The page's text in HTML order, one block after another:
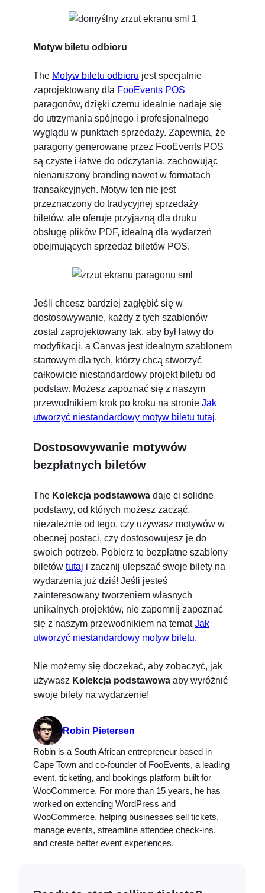
Motyw biletu odbioru
The Motyw biletu odbioru jest specjalnie
zaprojektowany dla FooEvents POS
paragonów, dzięki czemu idealnie nadaje się
do utrzymania spójnego i profesjonalnego
wyglądu w punktach sprzedaży. Zapewnia, że
paragony generowane przez FooEvents POS
są czyste i łatwe do odczytania, zachowując
nienaruszony branding nawet w formatach
transakcyjnych. Motyw ten nie jest
przeznaczony do tradycyjnej sprzedaży
biletów, ale oferuje przyjazną dla druku
obsługę plików PDF, idealną dla wydarzeń
obejmujących sprzedaż biletów POS.
Jeśli chcesz bardziej zagłębić się w
dostosowywanie, każdy z tych szablonów
został zaprojektowany tak, aby był łatwy do
modyfikacji, a Canvas jest idealnym szablonem
startowym dla tych, którzy chcą stworzyć
całkowicie niestandardowy projekt biletu od
podstaw. Możesz zapoznać się z naszym
przewodnikiem krok po kroku na stronie Jak
utworzyć niestandardowy motyw biletu tutaj.
Dostosowywanie motywów
bezpłatnych biletów
The Kolekcja podstawowa daje ci solidne
podstawy, od których możesz zacząć,
niezależnie od tego, czy używasz motywów w
obecnej postaci, czy dostosowujesz je do
swoich potrzeb. Pobierz te bezpłatne szablony
biletów tutaj i zacznij ulepszać swoje bilety na
wydarzenia już dziś! Jeśli jesteś
zainteresowany tworzeniem własnych
unikalnych projektów, nie zapomnij zapoznać
się z naszym przewodnikiem na tematJak
utworzyć niestandardowy motyw biletu.
Nie możemy się doczekać, aby zobaczyć, jak
używasz Kolekcja podstawowa aby wyróżnić
swoje bilety na wydarzenie!
Robin Pietersen
Robin is a South African entrepreneur based in
Cape Town and co-founder of FooEvents, a leading
event, ticketing, and bookings platform built for
WooCommerce. For more than 15 years, he has
worked on extending WordPress and
WooCommerce, helping businesses sell tickets,
manage events, streamline attendee check-ins,
and create better event experiences.